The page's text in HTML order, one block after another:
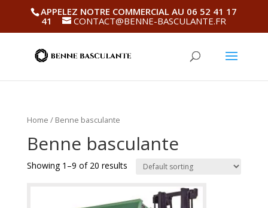
APPELEZ NOTRE COMMERCIAL AU 06 52 41 17
41
CONTACT@BENNE-BASCULANTE.FR
Home / Benne basculante
Benne basculante
Showing 1–9 of 20 results